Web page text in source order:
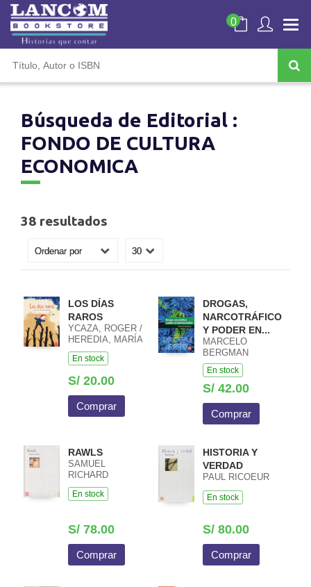
0
Búsqueda de Editorial :
FONDO DE CULTURA
ECONOMICA
38 resultados
LOS DÍAS
RAROS
YCAZA, ROGER /
HEREDIA, MARÍA
FERNANDA
En stock
S/ 20.00
Comprar
DROGAS,
NARCOTRÁFICO
Y PODER EN...
MARCELO
BERGMAN
En stock
S/ 42.00
Comprar
RAWLS
SAMUEL
RICHARD
FREEMAN
En stock
S/ 78.00
Comprar
HISTORIA Y
VERDAD
PAUL RICOEUR
En stock
S/ 80.00
Comprar